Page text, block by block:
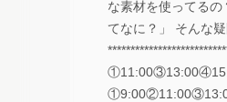
な素材を使ってる
てなに？」 そんな